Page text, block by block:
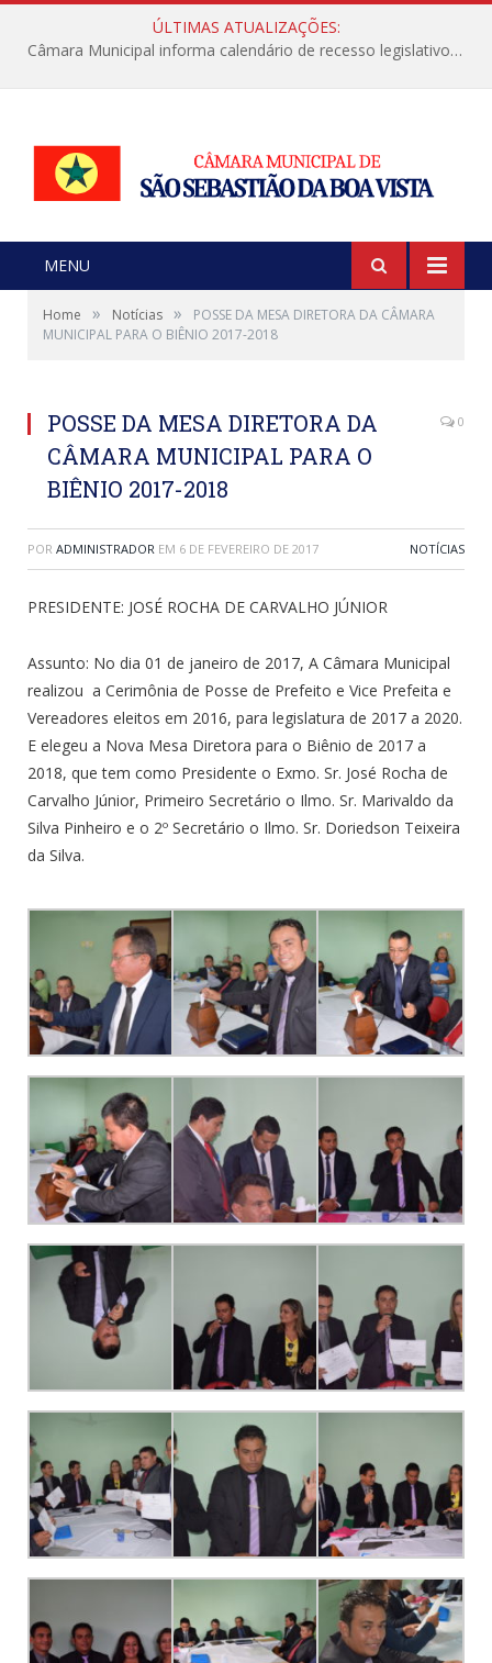
ÚLTIMAS ATUALIZAÇÕES:
Câmara Municipal informa calendário de recesso legislativo de julho
MENU
Home » Notícias »
POSSE DA MESA DIRETORA DA CÂMARA
MUNICIPAL PARA O BIÊNIO 2017-2018
POSSE DA MESA DIRETORA DA
CÂMARA MUNICIPAL PARA O
BIÊNIO 2017-2018
0
POR ADMINISTRADOR EM 6 DE FEVEREIRO DE 2017 NOTÍCIAS
PRESIDENTE: JOSÉ ROCHA DE CARVALHO JÚNIOR
Assunto: No dia 01 de janeiro de 2017, A Câmara Municipal
realizou a Cerimônia de Posse de Prefeito e Vice Prefeita e
Vereadores eleitos em 2016, para legislatura de 2017 a 2020.
E elegeu a Nova Mesa Diretora para o Biênio de 2017 a
2018, que tem como Presidente o Exmo. Sr. José Rocha de
Carvalho Júnior, Primeiro Secretário o Ilmo. Sr. Marivaldo da
Silva Pinheiro e o 2º Secretário o Ilmo. Sr. Doriedson Teixeira
da Silva.